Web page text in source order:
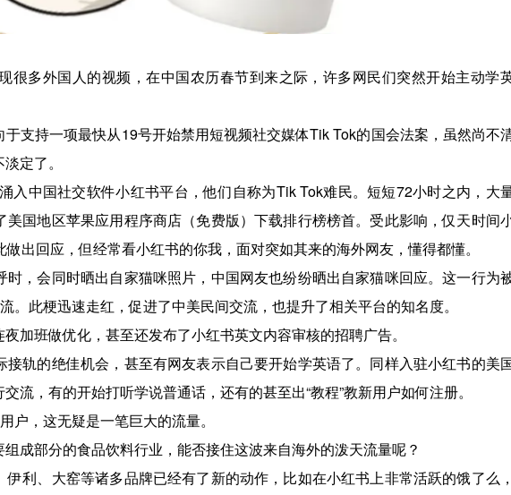
很多外国人的视频，在中国农历春节到来之际，许多网民们突然开始主动学
支持一项最快从19号开始禁用短视频社交媒体Tik Tok的国会法案，虽然尚不
定了。
入中国社交软件小红书平台，他们自称为Tik Tok难民。短短72小时之内，大
国地区苹果应用程序商店（免费版）下载排行榜榜首。受此影响，仅天时间
出回应，但经常看小红书的你我，面对突如其来的海外网友，懂得都懂。
，会同时晒出自家猫咪照片，中国网友也纷纷晒出自家猫咪回应。这一行为
。此梗迅速走红，促进了中美民间交流，也提升了相关平台的知名度。
加班做优化，甚至还发布了小红书英文内容审核的招聘广告。
轨的绝佳机会，甚至有网友表示自己要开始学英语了。同样入驻小红书的美
流，有的开始打听学说普通话，还有的甚至出“教程”教新用户如何注册。
户，这无疑是一笔巨大的流量。
成部分的食品饮料行业，能否接住这波来自海外的泼天流量呢？
利、大窑等诸多品牌已经有了新的动作，比如在小红书上非常活跃的饿了么